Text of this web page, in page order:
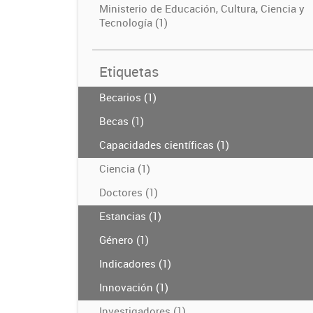
Ministerio de Educación, Cultura, Ciencia y
Tecnología (1)
Etiquetas
Becarios (1)
Becas (1)
Capacidades científicas (1)
Ciencia (1)
Doctores (1)
Estancias (1)
Género (1)
Indicadores (1)
Innovación (1)